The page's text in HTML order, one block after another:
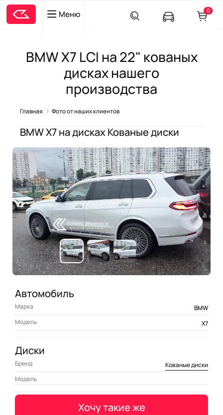
Меню 0
BMW X7 LCI на 22" кованых
дисках нашего
производства
Главная Фото от наших клиентов
BMW X7на дискахКованые диски
Автомобиль
Марка
BMW
Модель
X7
Диски
Бренд
Кованые диски
Модель
Хочу такие же